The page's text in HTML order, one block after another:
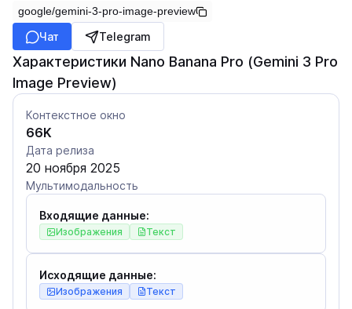
google/gemini-3-pro-image-preview
Чат Telegram
Характеристики Nano Banana Pro (Gemini 3 Pro
Image Preview)
Контекстное окно
66K
Дата релиза
20 ноября 2025
Мультимодальность
Входящие данные:
Изображения Текст
Исходящие данные:
Изображения Текст